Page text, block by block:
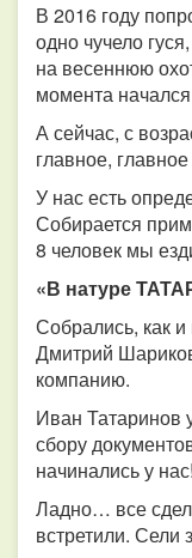
В 2016 году
одно чучело
на весеннюю
момента
А сейчас, с
главное,
У нас есть
Собирается
8 человек мы
«В натуре
Собрались, как
Дмитрий
компанию.
Иван Татаринов
сбору
начинались у нас!
Ладно… все
встретили. Сели